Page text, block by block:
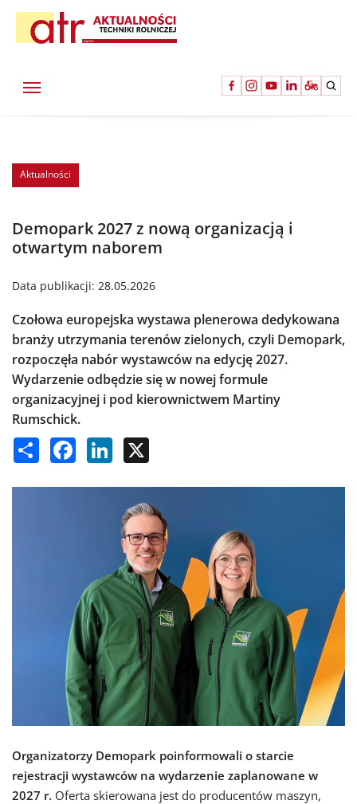
Aktualności
Demopark 2027 z nową organizacją i
otwartym naborem
Data publikacji: 28.05.2026
Czołowa europejska wystawa plenerowa dedykowana
branży utrzymania terenów zielonych, czyli Demopark,
rozpoczęła nabór wystawców na edycję 2027.
Wydarzenie odbędzie się w nowej formule
organizacyjnej i pod kierownictwem Martiny
Rumschick.
Share Facebook LinkedIn
Organizatorzy Demopark poinformowali o starcie
rejestracji wystawców na wydarzenie zaplanowane w
2027 r. Oferta skierowana jest do producentów maszyn,